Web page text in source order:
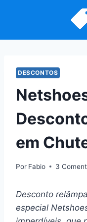
DESCONTOS
em
Por Fabio 3
Desconto
especial